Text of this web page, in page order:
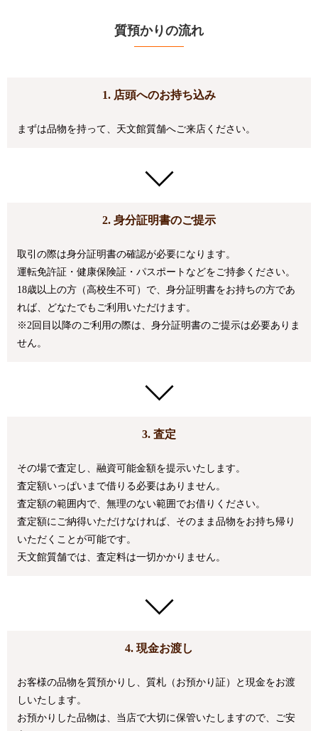
質預かりの流れ
1. 店頭へのお持ち込み
まずは品物を持って、天文館質舗へご来店ください。
2. 身分証明書のご提示
取引の際は身分証明書の確認が必要になります。
運転免許証・健康保険証・パスポートなどをご持参ください。
18歳以上の方（高校生不可）で、身分証明書をお持ちの方であ
れば、どなたでもご利用いただけます。
※2回目以降のご利用の際は、身分証明書のご提示は必要ありま
せん。
3. 査定
その場で査定し、融資可能金額を提示いたします。
査定額いっぱいまで借りる必要はありません。
査定額の範囲内で、無理のない範囲でお借りください。
査定額にご納得いただけなければ、そのまま品物をお持ち帰り
いただくことが可能です。
天文館質舗では、査定料は一切かかりません。
4. 現金お渡し
お客様の品物を質預かりし、質札（お預かり証）と現金をお渡
しいたします。
お預かりした品物は、当店で大切に保管いたしますので、ご安